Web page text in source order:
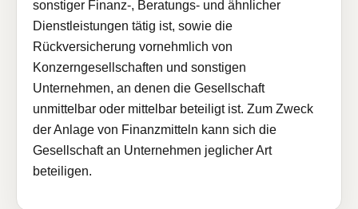
sonstiger Finanz-, Beratungs- und ähnlicher
Dienstleistungen tätig ist, sowie die
Rückversicherung vornehmlich von
Konzerngesellschaften und sonstigen
Unternehmen, an denen die Gesellschaft
unmittelbar oder mittelbar beteiligt ist. Zum Zweck
der Anlage von Finanzmitteln kann sich die
Gesellschaft an Unternehmen jeglicher Art
beteiligen.